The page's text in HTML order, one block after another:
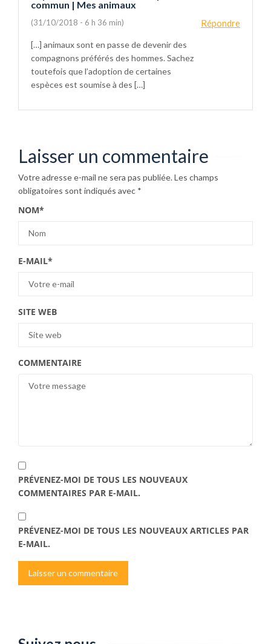
commun | Mes animaux
Répondre
(31/10/2018 - 6 h 36 min)
[…] animaux sont en passe de devenir des
compagnons préférés des hommes. Sachez
toutefois que l’adoption de certaines
espèces est soumise à des […]
Laisser un commentaire
Votre adresse e-mail ne sera pas publiée.Les champs
obligatoires sont indiqués avec *
NOM*
E-MAIL*
SITE WEB
COMMENTAIRE
PRÉVENEZ-MOI DE TOUS LES NOUVEAUX
COMMENTAIRES PAR E-MAIL.
PRÉVENEZ-MOI DE TOUS LES NOUVEAUX ARTICLES PAR
E-MAIL.